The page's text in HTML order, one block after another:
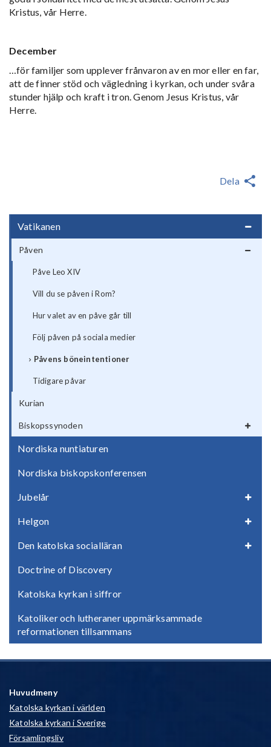
Vatikanen
Påven
Påve Leo XIV
Vill du se påven i Rom?
Hur valet av en påve går till
Följ påven på sociala medier
Påvens böneintentioner
Tidigare påvar
Kurian
Biskopssynoden
Nordiska nuntiaturen
Nordiska biskopskonferensen
Jubelår
Helgon
Den katolska socialläran
Doctrine of Discovery
Katolska kyrkan i siffror
Katoliker och lutheraner uppmärksammade
reformationen tillsammans
Kristus, vår Herre.
December
…för familjer som upplever frånvaron av en mor eller en far,
att de finner stöd och vägledning i kyrkan, och under svåra
stunder hjälp och kraft i tron. Genom Jesus Kristus, vår
Herre.
Dela
Huvudmeny
Katolska kyrkan i världen
Katolska kyrkan i Sverige
Församlingsliv